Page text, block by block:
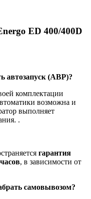
ED 400/400D
автозапуск (АВР)?
комплектации
возможна и
выполняет
.
гарантия
, в зависимости от
самовывозом?